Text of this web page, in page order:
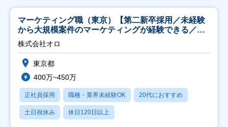
マーケティング職（東京）【第二新卒採用／未経験
から大規模案件のマーケティングが経験できる／研
修充実】
株式会社オロ
東京都
400万~450万
正社員採用 職種・業界未経験OK 20代におすすめ
土日祝休み 休日120日以上